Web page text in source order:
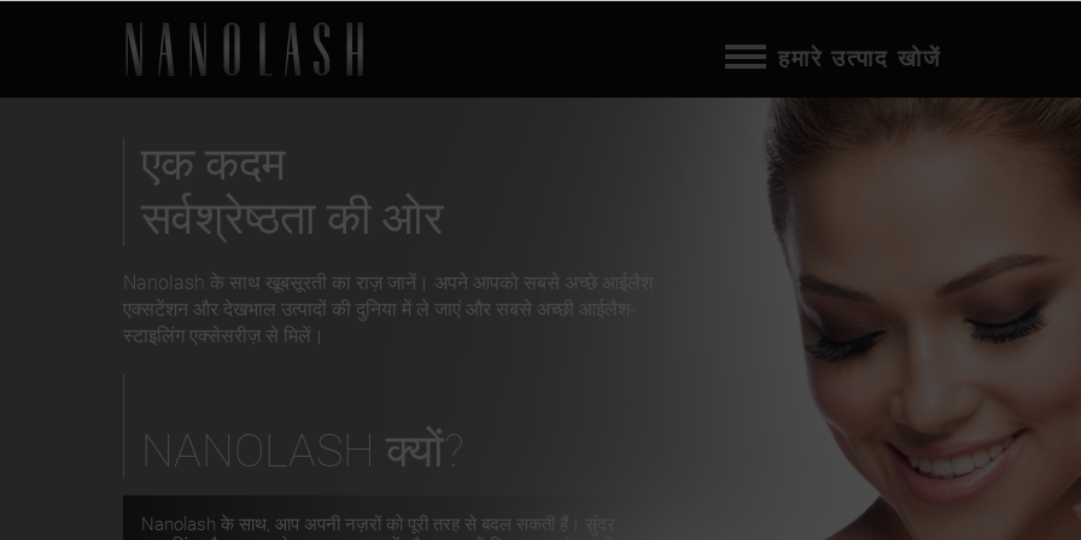
हमारे उत्पाद खोजें
एक कदम
सर्वश्रेष्ठता की ओर
Nanolash के साथ खूबसूरती का राज़ जानें। अपने आपको सबसे अच्छे आईलैश
एक्सटेंशन और देखभाल उत्पादों की दुनिया में ले जाएं और सबसे अच्छी आईलैश-
स्टाइलिंग एक्सेसरीज़ से मिलें।
NANOLASH क्यों?
Nanolash के साथ, आप अपनी नज़रों को पूरी तरह से बदल सकती हैं। सुंदर